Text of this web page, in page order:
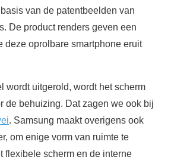
van de patentbeelden van
De product renders geven een
deze oprolbare smartphone eruit
wordt uitgerold, wordt het scherm
de behuizing. Dat zagen we ook bij
. Samsung maakt overigens ook
om enige vorm van ruimte te
flexibele scherm en de interne